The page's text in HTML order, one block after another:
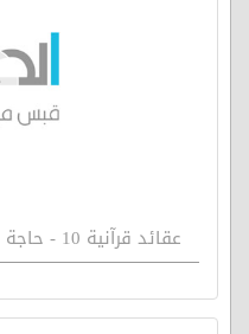
عقائد قرآنية 10 - حاجة البشر إلى الوحي والنبوة